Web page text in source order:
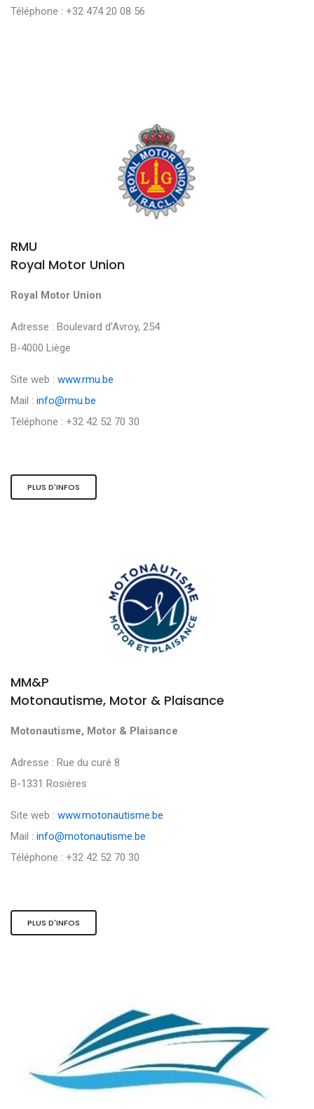
Téléphone : +32 474 20 08 56
RMU
Royal Motor Union
Royal Motor Union
Adresse : Boulevard d'Avroy, 254
B-4000 Liège
Site web : www.rmu.be
Mail : info@rmu.be
Téléphone : +32 42 52 70 30
PLUS D'INFOS
MM&P
Motonautisme, Motor & Plaisance
Motonautisme, Motor & Plaisance
Adresse : Rue du curé 8
B-1331 Rosières
Site web : www.motonautisme.be
Mail : info@motonautisme.be
Téléphone : +32 42 52 70 30
PLUS D'INFOS